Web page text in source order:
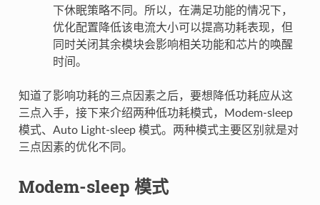
下休眠策略不同。所以，在满足功能的情况下，
优化配置降低该电流大小可以提高功耗表现，但
同时关闭其余模块会影响相关功能和芯片的唤醒
时间。
知道了影响功耗的三点因素之后，要想降低功耗应从这
三点入手，接下来介绍两种低功耗模式，Modem-sleep
模式、Auto Light-sleep 模式。两种模式主要区别就是对
三点因素的优化不同。
Modem-sleep 模式